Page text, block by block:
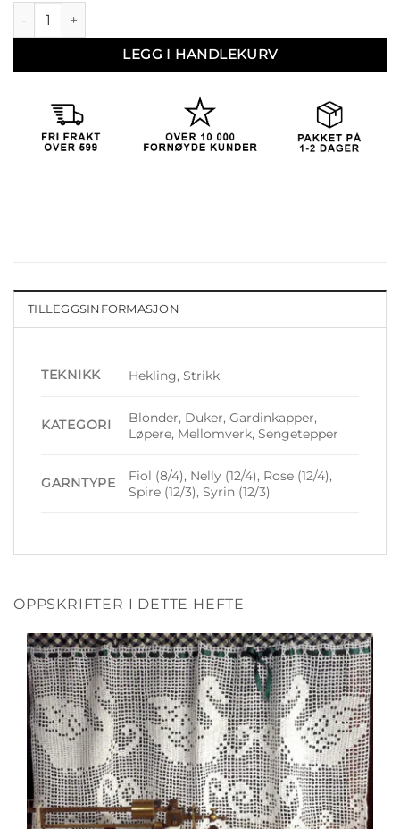
Hefte 36 antall
LEGG I HANDLEKURV
TILLEGGSINFORMASJON
TEKNIKK Hekling, Strikk
KATEGORI
Blonder, Duker, Gardinkapper,
Løpere, Mellomverk, Sengetepper
GARNTYPE
Fiol (8/4), Nelly (12/4), Rose (12/4),
Spire (12/3), Syrin (12/3)
OPPSKRIFTER I DETTE HEFTE